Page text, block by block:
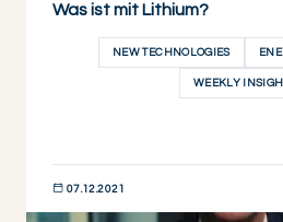
Was ist mit Lithium?
NEW TECHNOLOGIES
WEEKLY
07.12.2021